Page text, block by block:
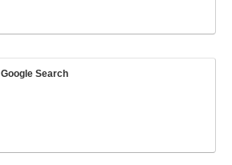
Google Search